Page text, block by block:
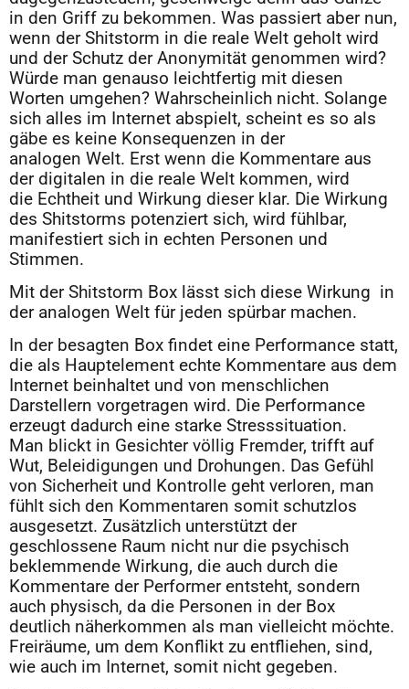
in den Griff zu bekommen. Was passiert aber nun,
wenn der Shitstorm in die reale Welt geholt wird
und der Schutz der Anonymität genommen wird?
Würde man genauso leichtfertig mit diesen
Worten umgehen? Wahrscheinlich nicht. Solange
sich alles im Internet abspielt, scheint es so als
gäbe es keine Konsequenzen in der
analogen Welt. Erst wenn die Kommentare aus
der digitalen in die reale Welt kommen, wird
die Echtheit und Wirkung dieser klar. Die Wirkung
des Shitstorms potenziert sich, wird fühlbar,
manifestiert sich in echten Personen und
Stimmen.
Mit der Shitstorm Box lässt sich diese Wirkung in
der analogen Welt für jeden spürbar machen.
In der besagten Box findet eine Performance statt,
die als Hauptelement echte Kommentare aus dem
Internet beinhaltet und von menschlichen
Darstellern vorgetragen wird. Die Performance
erzeugt dadurch eine starke Stresssituation.
Man blickt in Gesichter völlig Fremder, trifft auf
Wut, Beleidigungen und Drohungen. Das Gefühl
von Sicherheit und Kontrolle geht verloren, man
fühlt sich den Kommentaren somit schutzlos
ausgesetzt. Zusätzlich unterstützt der
geschlossene Raum nicht nur die psychisch
beklemmende Wirkung, die auch durch die
Kommentare der Performer entsteht, sondern
auch physisch, da die Personen in der Box
deutlich näherkommen als man vielleicht möchte.
Freiräume, um dem Konflikt zu entfliehen, sind,
wie auch im Internet, somit nicht gegeben.